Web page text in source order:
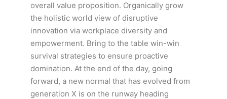
overall value proposition. Organically grow
the holistic world view of disruptive
innovation via workplace diversity and
empowerment. Bring to the table win-win
survival strategies to ensure proactive
domination. At the end of the day, going
forward, a new normal that has evolved from
generation X is on the runway heading